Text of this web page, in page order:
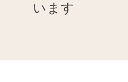
います